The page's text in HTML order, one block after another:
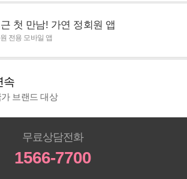
첫 만남! 가연 정회원 앱
전용 모바일 앱
속
가 브랜드 대상
무료상담전화
1566-7700